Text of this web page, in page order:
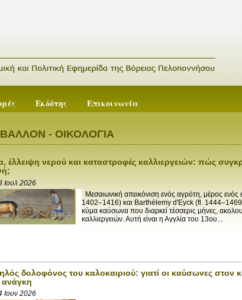
Εκδότης Επικοινωνία
- ΟΙΚΟΛΟΓΙΑ
έλλειψη νερού και καταστροφές καλλιεργειών: πώς
Ιουλ 2026
Μεσαιωνική απεικόνιση ενός αγρότη, μέρος
1402–1416) και Barthélemy d'Eyck (fl.
κύμα καύσωνα που διαρκεί τέσσερις μήνες,
καλλιεργειών. Αυτή είναι η Αγγλία του 13ου...
δολοφόνος του καλοκαιριού: γιατί οι καύσωνες στον
ανάγκη
Ιουν 2026